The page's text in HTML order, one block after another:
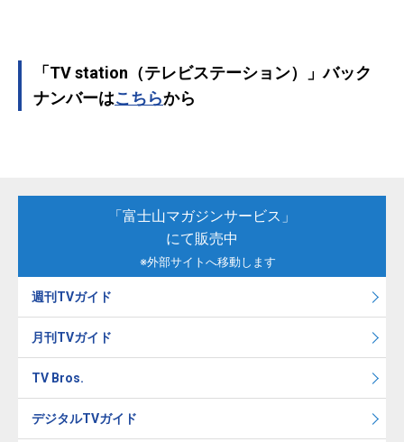
「TV station（テレビステーション）」バック
ナンバーはこちらから
「富士山マガジンサービス」
にて販売中
※外部サイトへ移動します
週刊TVガイド
月刊TVガイド
TV Bros.
デジタルTVガイド